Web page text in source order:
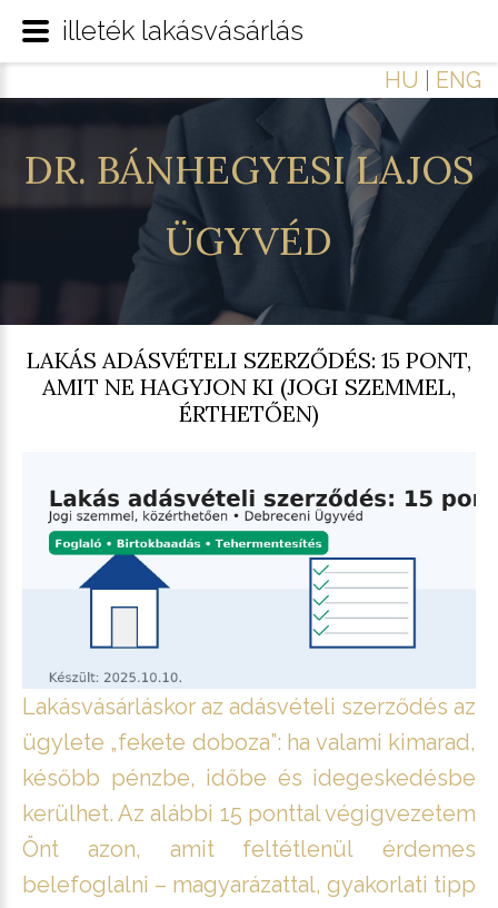
HU ENG
DR. BÁNHEGYESI LAJOS
ÜGYVÉD
LAKÁS ADÁSVÉTELI SZERZŐDÉS: 15 PONT,
AMIT NE HAGYJON KI (JOGI SZEMMEL,
ÉRTHETŐEN)
Lakásvásárláskor az adásvételi szerződés az
ügylete „fekete doboza”: ha valami kimarad,
később pénzbe, időbe és idegeskedésbe
kerülhet. Az alábbi 15 ponttal végigvezetem
Önt azon, amit feltétlenül érdemes
belefoglalni – magyarázattal, gyakorlati tipp
illeték lakásvásárlás